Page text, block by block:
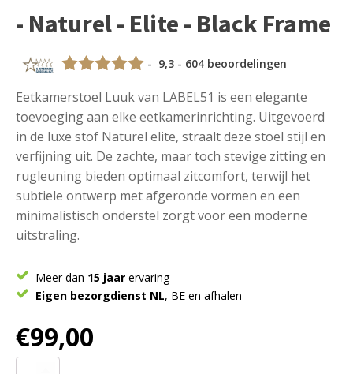
- Naturel - Elite - Black Frame
- 9,3 - 604 beoordelingen
Eetkamerstoel Luuk van LABEL51 is een elegante
toevoeging aan elke eetkamerinrichting. Uitgevoerd
in de luxe stof Naturel elite, straalt deze stoel stijl en
verfijning uit. De zachte, maar toch stevige zitting en
rugleuning bieden optimaal zitcomfort, terwijl het
subtiele ontwerp met afgeronde vormen en een
minimalistisch onderstel zorgt voor een moderne
uitstraling.
Meer dan 15 jaar ervaring
Eigen bezorgdienst NL, BE en afhalen
€99,00